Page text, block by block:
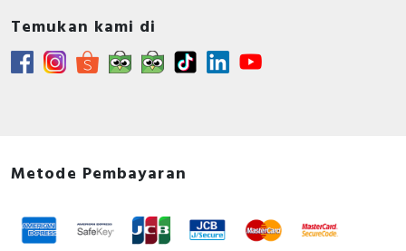
Temukan kami di
Metode Pembayaran